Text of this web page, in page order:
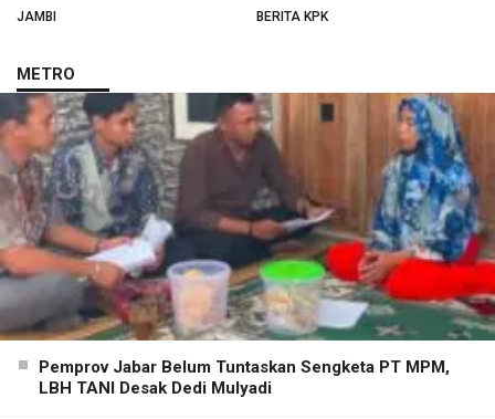
JAMBI BERITA KPK
METRO
Pemprov Jabar Belum Tuntaskan Sengketa PT MPM,
LBH TANI Desak Dedi Mulyadi